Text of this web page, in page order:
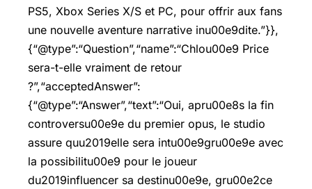
PS5, Xbox Series X/S et PC, pour offrir aux fans
une nouvelle aventure narrative inu00e9dite.”}},
{“@type”:“Question”,“name”:“Chlou00e9 Price
sera-t-elle vraiment de retour
?”,“acceptedAnswer”:
{“@type”:“Answer”,“text”:“Oui, apru00e8s la fin
controversu00e9e du premier opus, le studio
assure quu2019elle sera intu00e9gru00e9e avec
la possibilitu00e9 pour le joueur
du2019influencer sa destinu00e9e, gru00e2ce